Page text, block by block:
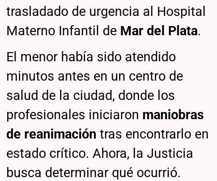
trasladado de urgencia al Hospital
Materno Infantil de Mar del Plata.
El menor había sido atendido
minutos antes en un centro de
salud de la ciudad, donde los
profesionales iniciaron maniobras
de reanimacióntras encontrarlo en
estado crítico. Ahora, la Justicia
busca determinar qué ocurrió.